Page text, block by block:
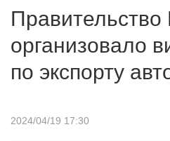
автомобилей.
Правительство
организовало
по экспорту
2024/04/19 17:30